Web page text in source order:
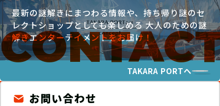
最新の謎解きにまつわる情報や、持ち帰り謎のセ
レクトショップとしても楽しめる大人のための謎
解きエンターテイメントをお届け！
TAKARA PORTへ
お問い合わせ